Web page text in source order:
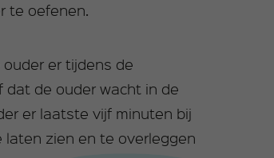
te oefenen.
er tijdens de
dat de ouder wacht in de
er laatste vijf minuten bij
zien en te overleggen